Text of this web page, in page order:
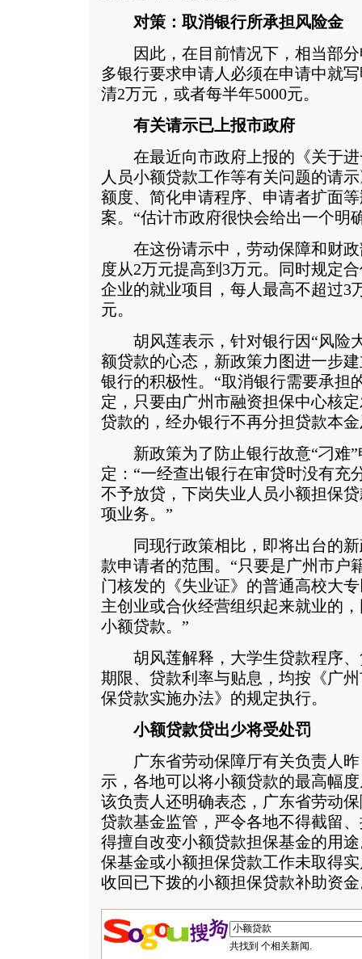
对策：取消银行所承担风险金
因此，在目前情况下，相当部分
多银行要求申请人必须在申请中就
清2万元，或者每半年5000元。
有关请示已上报市政府
在最近向市政府上报的《关于进
人员小额贷款工作等有关问题的请
额度、简化申请程序、申请者扩面
案。“估计市政府很快会给出一个明
在这份请示中，劳动保障和财政
度从2万元提高到3万元。同时规定
企业的就业项目，每人最高不超过3
元。
胡风莲表示，针对银行因“风险
额贷款的心态，新政策力图进一步
银行的积极性。“取消银行需要承担
定，只要由广州市融资担保中心核
贷款的，经办银行不再分担贷款本
新政策为了防止银行故意“刁难”
定：“一经查出银行在审贷时没有充
不予放贷，下岗失业人员小额担保
项业务。”
同现行政策相比，即将出台的新
款申请者的范围。“只要是广州市户
门核发的《失业证》的普通高校大
主创业或合伙经营组织起来就业的
小额贷款。”
胡风莲解释，大学生贷款程序、
期限、贷款利率与贴息，均按《广
保贷款实施办法》的规定执行。
小额贷款贷出少将受处罚
广东省劳动保障厅有关负责人昨
示，各地可以将小额贷款的最高幅
该负责人还明确表态，广东省劳动
贷款基金监管，严令各地不得截留
得擅自改变小额贷款担保基金的用
保基金或小额担保贷款工作未取得
收回已下拨的小额担保贷款补助资
共找到 个相关新闻.